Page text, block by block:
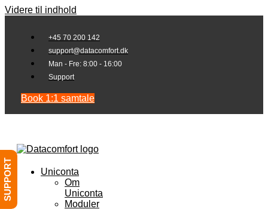
Videre til indhold
+45 70 200 142
support@datacomfort.dk
Man - Fre: 8:00 - 16:00
Support
Book 1:1 samtale
Uniconta
Om
Uniconta
Moduler
SUPPORT